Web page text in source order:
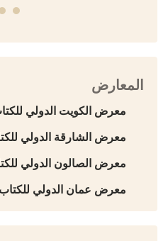
المعارض
معرض الكويت الدولي للكتاب
معرض الشارقة الدولي للكتاب
معرض الصالون الدولي للكتاب
معرض عمان الدولي للكتاب 2024